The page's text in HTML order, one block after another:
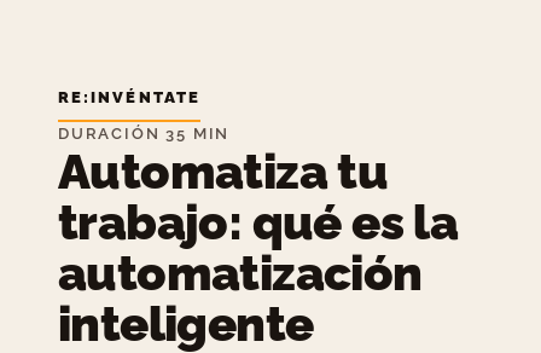
RE:INVÉNTATE
DURACIÓN 35 MIN
Automatiza tu
trabajo: qué es la
automatización
inteligente